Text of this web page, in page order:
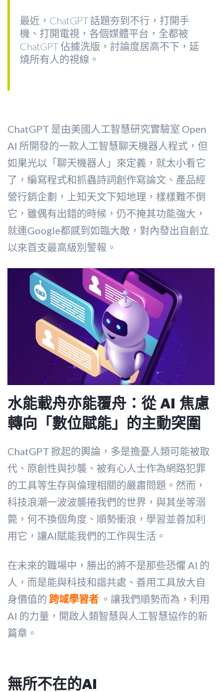
最近，ChatGPT 話題夯到不行，打開手
機、打開電視，各個媒體平台，全都被
ChatGPT 佔據洗版，討論度居高不下，延
燒所有人的視線。
ChatGPT 是由美國人工智慧研究實驗室 Open
AI 所開發的一款人工智慧聊天機器人程式，但
如果光以「聊天機器人」來定義，就太小看它
了，編寫程式和抓蟲詩詞創作寫論文、產品經
營行銷企劃，上知天文下知地理，樣樣難不倒
它，雖偶有出錯的時候，仍不掩其功能強大，
就連Google都感到如臨大敵，對內發出自創立
以來首支最高級別警報。
水能載舟亦能覆舟：從 AI 焦慮
轉向「數位賦能」的主動突圍
ChatGPT 掀起的輿論，多是擔憂人類可能被取
代、原創性與抄襲、被有心人士作為網路犯罪
的工具等生存與倫理相關的嚴肅問題。然而，
科技浪潮一波波襲捲我們的世界，與其坐等溺
斃，何不換個角度、順勢衝浪，學習並善加利
用它，讓AI賦能我們的工作與生活。
在未來的職場中，勝出的將不是那些恐懼 AI 的
人，而是能與科技和諧共處、善用工具放大自
身價值的 跨域學習者 。讓我們順勢而為，利用
AI 的力量，開啟人類智慧與人工智慧協作的新
篇章。
無所不在的AI